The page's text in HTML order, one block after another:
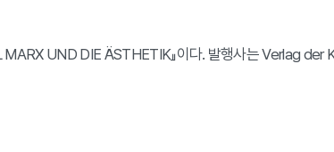
UND DIE ÄSTHETIK』이다. 발행사는 Verlag der